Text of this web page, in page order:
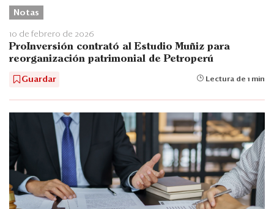
Notas
10 de febrero de 2026
ProInversión contrató al Estudio Muñiz para
reorganización patrimonial de Petroperú
Guardar Lectura de 1 min